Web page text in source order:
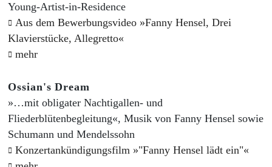
Young-Artist-in-Residence
Aus dem Bewerbungsvideo »Fanny Hensel, Drei
Klavierstücke, Allegretto«
mehr
Ossian's Dream
»…mit obligater Nachtigallen- und
Fliederblütenbegleitung«, Musik von Fanny Hensel sowie
Schumann und Mendelssohn
Konzertankündigungsfilm »"Fanny Hensel lädt ein"«